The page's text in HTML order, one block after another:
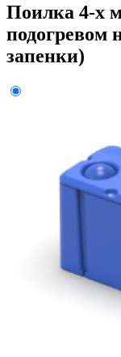
Поилка 4-х
подогревом
запенки)